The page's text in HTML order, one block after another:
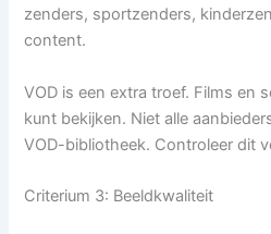
zenders, sportzenders,
content.
VOD is een extra troef. Films en
kunt bekijken. Niet alle
VOD-bibliotheek. Controleer dit
Criterium 3: Beeldkwaliteit